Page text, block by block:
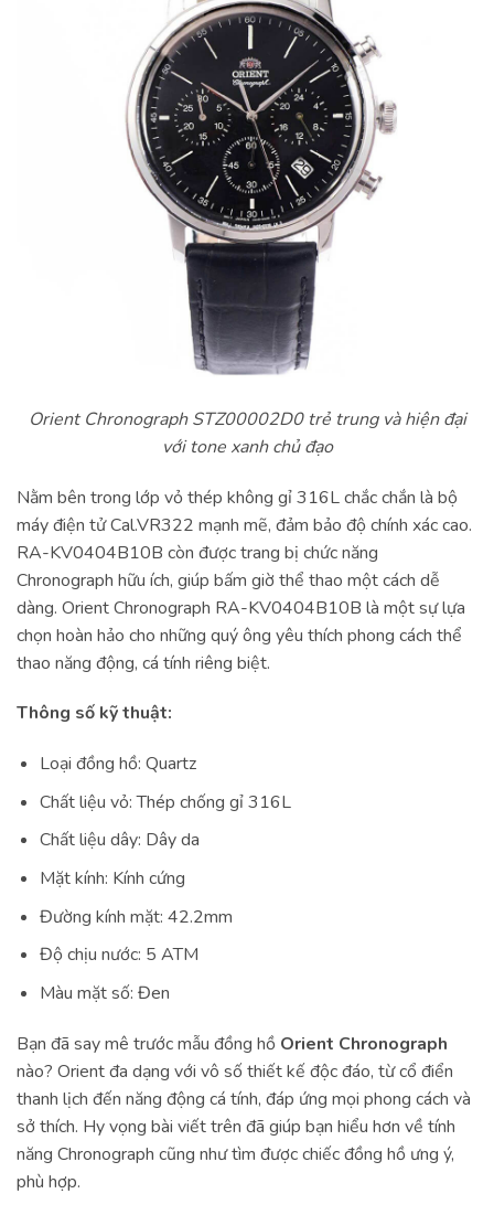
Orient Chronograph STZ00002D0 trẻ trung và hiện đại
với tone xanh chủ đạo
Nằm bên trong lớp vỏ thép không gỉ 316L chắc chắn là bộ
máy điện tử Cal.VR322 mạnh mẽ, đảm bảo độ chính xác cao.
RA-KV0404B10B còn được trang bị chức năng
Chronograph hữu ích, giúp bấm giờ thể thao một cách dễ
dàng. Orient Chronograph RA-KV0404B10B là một sự lựa
chọn hoàn hảo cho những quý ông yêu thích phong cách thể
thao năng động, cá tính riêng biệt.
Thông số kỹ thuật:
Loại đồng hồ: Quartz
Chất liệu vỏ: Thép chống gỉ 316L
Chất liệu dây: Dây da
Mặt kính: Kính cứng
Đường kính mặt: 42.2mm
Độ chịu nước: 5 ATM
Màu mặt số: Đen
Bạn đã say mê trước mẫu đồng hồ Orient Chronograph
nào? Orient đa dạng với vô số thiết kế độc đáo, từ cổ điển
thanh lịch đến năng động cá tính, đáp ứng mọi phong cách và
sở thích. Hy vọng bài viết trên đã giúp bạn hiểu hơn về tính
năng Chronograph cũng như tìm được chiếc đồng hồ ưng ý,
phù hợp.